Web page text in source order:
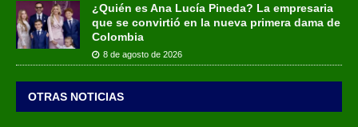
¿Quién es Ana Lucía Pineda? La empresaria
que se convirtió en la nueva primera dama de
Colombia
8 de agosto de 2026
OTRAS NOTICIAS